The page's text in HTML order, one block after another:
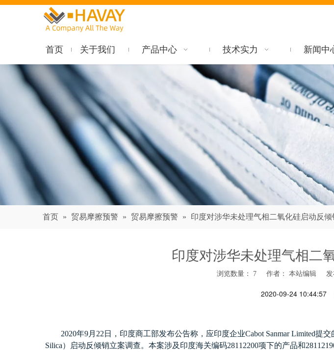
首页 关于我们 产品中心 技术实力 新闻中
首页 » 贸易摩擦预警 » 贸易摩擦预警 » 印度对涉华未处理气相二氧化硅启动反倾
印度对涉华未处理气相二
浏览数量： 7作者： 本站编辑 发
2020-09-24 10:44:57
2020年9月 22 日，印度商工部发布公告称，应印度企业Cabot Sanmar Limited提交
Silica）启动反倾销立案调查。本案涉及印度海关编码28112200项下的产品和